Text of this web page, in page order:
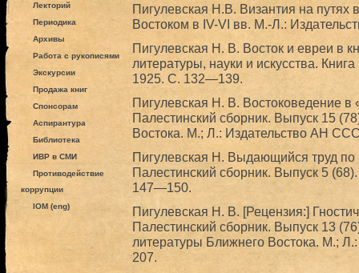
Лекторий
Периодика
Архивы
Работа с рукописями
Экскурсии
Продажа книг
Спонсорам
Аспирантура
Библиотека
ИВР в СМИ
Противодействие
коррупции
IOM (eng)
Пигулевская Н.В. Византия на путях
Востоком в IV-VI вв. М.-Л.:
Пигулевская Н. В. Восток и евреи в
литературы, науки и искусства.
1925. С. 132—139.
Пигулевская Н. В. Востоковедение
Палестинский сборник. Выпуск 15
Востока. М.; Л.: Издательство АН
Пигулевская Н. Выдающийся труд
Палестинский сборник. Выпуск 5
147—150.
Пигулевская Н. В. [Рецензия:]
Палестинский сборник. Выпуск 13
литературы Ближнего Востока. М.;
207.